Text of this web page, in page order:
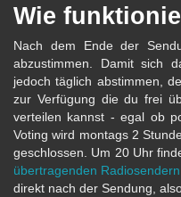
Wie
Nach dem Ende der
abzustimmen. Damit sich
jedoch täglich abstimmen,
zur Verfügung die du frei
verteilen kannst - egal ob
Voting wird montags 2
geschlossen. Um 20 Uhr
übertragenden Radiosendern
direkt nach der Sendung,